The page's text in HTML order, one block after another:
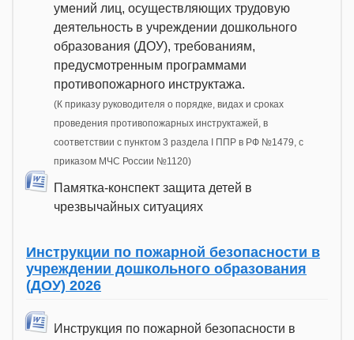
умений лиц, осуществляющих трудовую
деятельность в учреждении дошкольного
образования (ДОУ), требованиям,
предусмотренным программами
противопожарного инструктажа.
(К приказу руководителя о порядке, видах и сроках
проведения противопожарных инструктажей, в
соответствии с пунктом 3 раздела I ППР в РФ №1479, с
приказом МЧС России №1120)
Памятка-конспект защита детей в
чрезвычайных ситуациях
Инструкции по пожарной безопасности в
учреждении дошкольного образования
(ДОУ) 2026
Инструкция по пожарной безопасности в